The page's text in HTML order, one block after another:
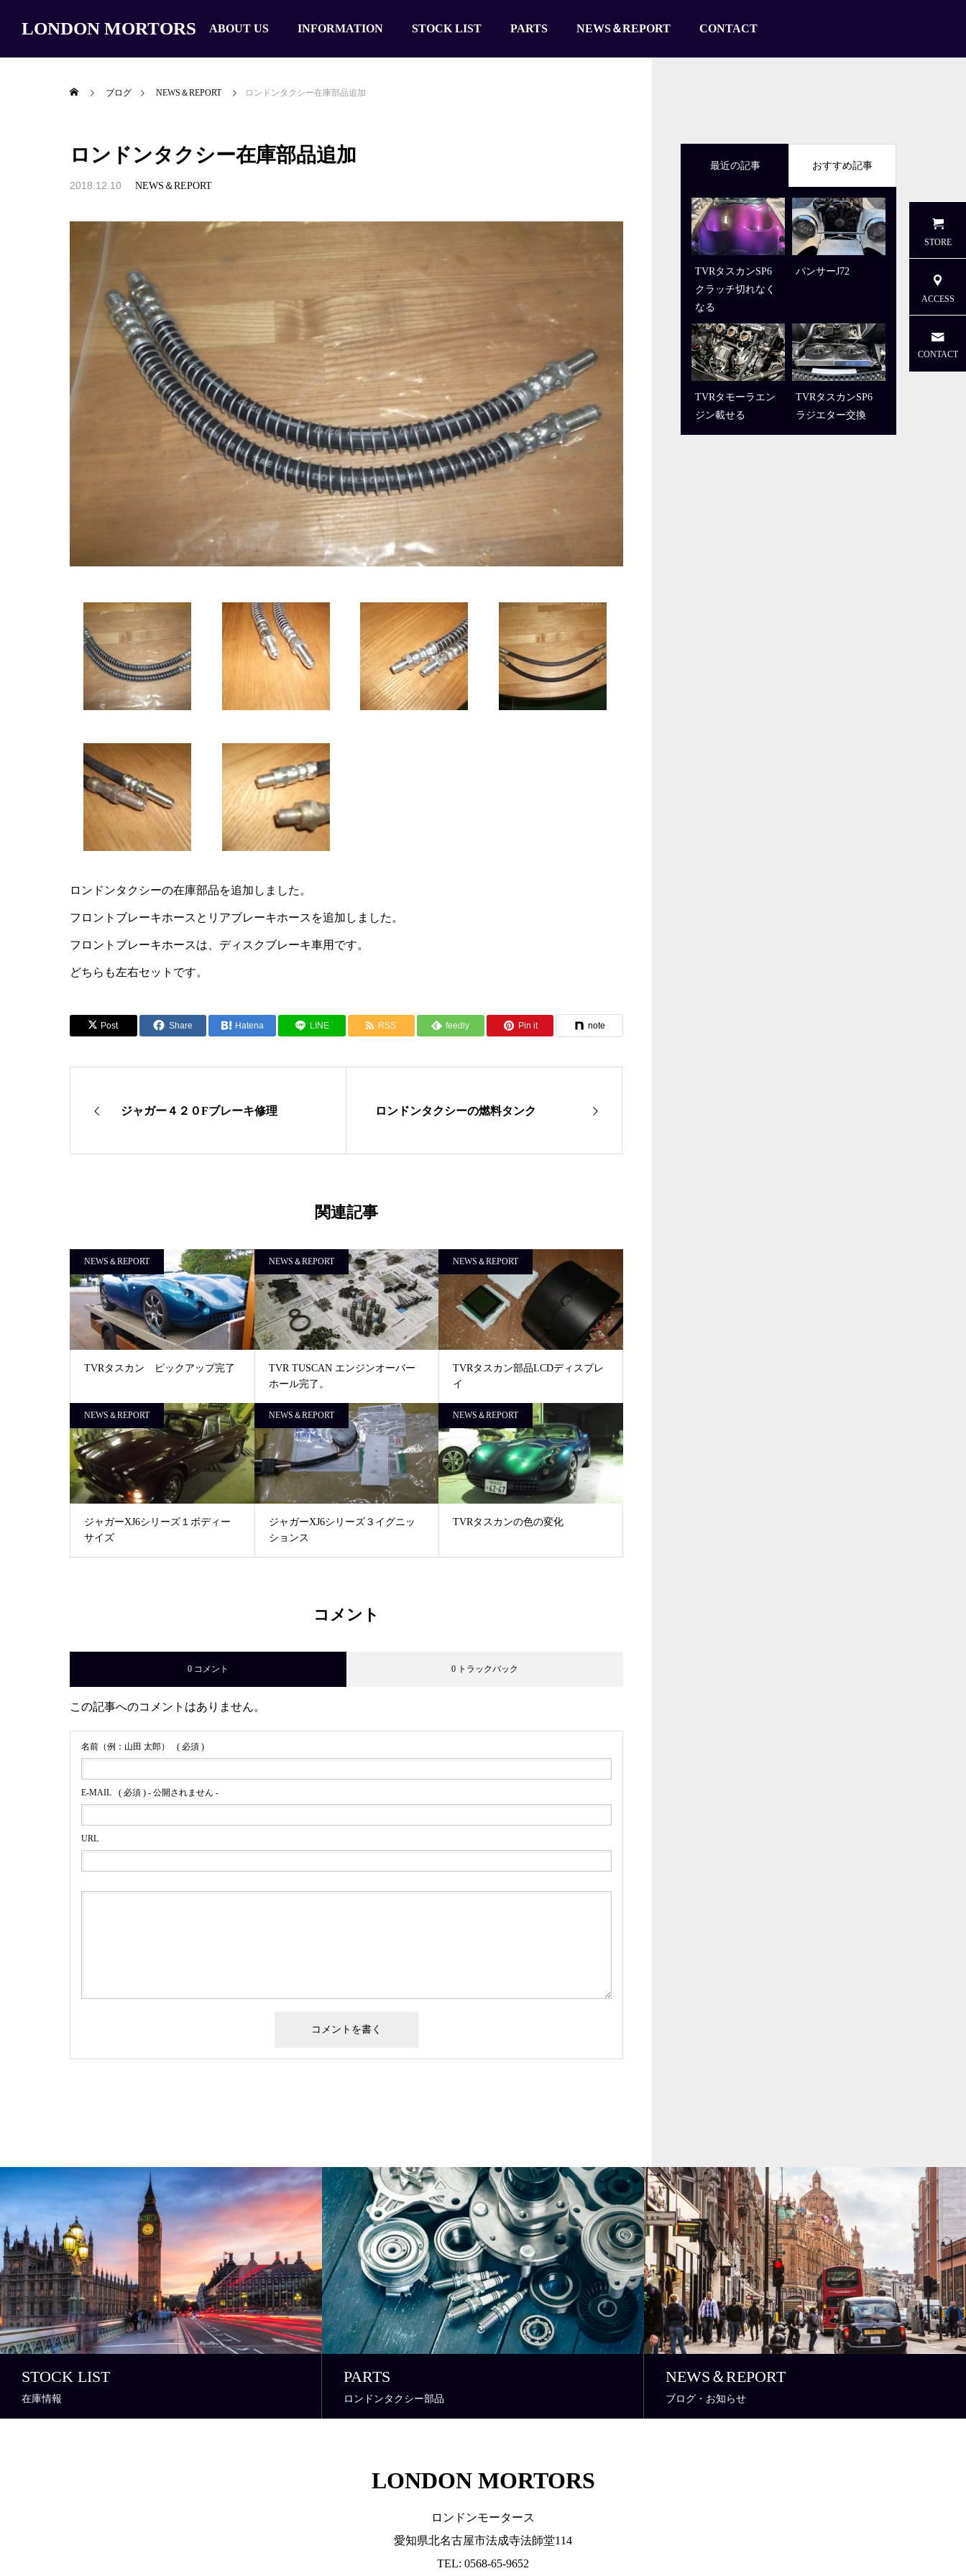
LONDON MORTORS ABOUT US INFORMATION STOCK LIST PARTS NEWS＆REPORT CONTACT
ALL
ブログ NEWS＆REPORT ロンドンタクシー在庫部品追加
ロンドンタクシー在庫部品追加
2018.12.10 NEWS＆REPORT
ロンドンタクシーの在庫部品を追加しました。
フロントブレーキホースとリアブレーキホースを追加しました。
フロントブレーキホースは、ディスクブレーキ車用です。
どちらも左右セットです。
Post Share Hatena LINE RSS feedly Pin it note
ジャガー４２０Fブレーキ修理 ロンドンタクシーの燃料タンク
関連記事
NEWS＆REPORT
TVRタスカン ピックアップ完了
NEWS＆REPORT
TVR TUSCAN エンジンオーバー
ホール完了。
NEWS＆REPORT
TVRタスカン部品LCDディスプレ
イ
NEWS＆REPORT
ジャガーXJ6シリーズ１ボディー
サイズ
NEWS＆REPORT
ジャガーXJ6シリーズ３イグニッ
ションス
NEWS＆REPORT
TVRタスカンの色の変化
コメント
0 コメント 0 トラックバック
この記事へのコメントはありません。
名前（例：山田 太郎） ( 必須 )
E-MAIL ( 必須 ) - 公開されません -
URL
最近の記事 おすすめ記事
TVRタスカンSP6
クラッチ切れなく
なる
パンサーJ72
TVRタモーラエン
ジン載せる
TVRタスカンSP6
ラジエター交換
STOCK LIST
在庫情報
PARTS
ロンドンタクシー部品
NEWS＆REPORT
ブログ・お知らせ
LONDON MORTORS
ロンドンモータース
愛知県北名古屋市法成寺法師堂114
TEL: 0568-65-9652
STORE
ACCESS
CONTACT